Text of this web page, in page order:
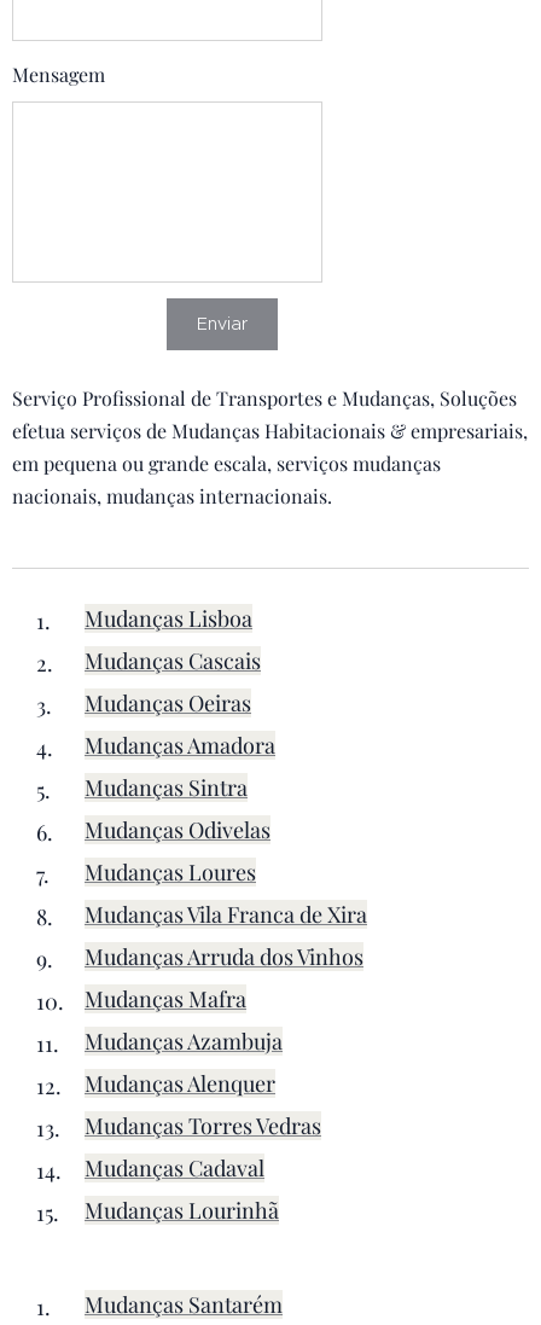
Mensagem
Enviar
Serviço Profissional de Transportes e Mudanças, Soluções
efetua serviços de Mudanças Habitacionais & empresariais,
em pequena ou grande escala, serviços mudanças
nacionais, mudanças internacionais.
Mudanças Lisboa
Mudanças Cascais
Mudanças Oeiras
Mudanças Amadora
Mudanças Sintra
Mudanças Odivelas
Mudanças Loures
Mudanças Vila Franca de Xira
Mudanças Arruda dos Vinhos
Mudanças Mafra
Mudanças Azambuja
Mudanças Alenquer
Mudanças Torres Vedras
Mudanças Cadaval
Mudanças Lourinhã
Mudanças Santarém